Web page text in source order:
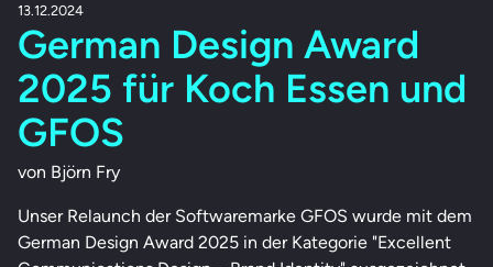
13.12.2024
German Design Award
2025 für Koch Essen und
GFOS
von Björn Fry
Unser Relaunch der Softwaremarke GFOS wurde mit dem
German Design Award 2025 in der Kategorie "Excellent